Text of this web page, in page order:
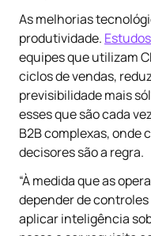
As melhorias
produtividade.
equipes que utilizam
ciclos de vendas,
previsibilidade mais
esses que são cada
B2B complexas, onde
decisores são a regra.
“À medida que as
depender de
aplicar inteligência